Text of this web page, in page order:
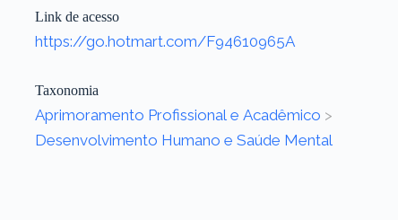
Link de acesso
https://go.hotmart.com/F94610965A
Taxonomia
Aprimoramento Profissional e Acadêmico >
Desenvolvimento Humano e Saúde Mental